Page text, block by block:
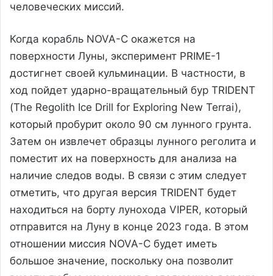
человеческих миссий.
Когда корабль NOVA-C окажется на
поверхности Луны, эксперимент PRIME-1
достигнет своей кульминации. В частности, в
ход пойдет ударно-вращательный бур TRIDENT
(The Regolith Ice Drill for Exploring New Terrai),
который пробурит около 90 см лунного грунта.
Затем он извлечет образцы лунного реголита и
поместит их на поверхность для анализа на
наличие следов воды. В связи с этим следует
отметить, что другая версия TRIDENT будет
находиться на борту лунохода VIPER, который
отправится на Луну в конце 2023 года. В этом
отношении миссия NOVA-C будет иметь
большое значение, поскольку она позволит